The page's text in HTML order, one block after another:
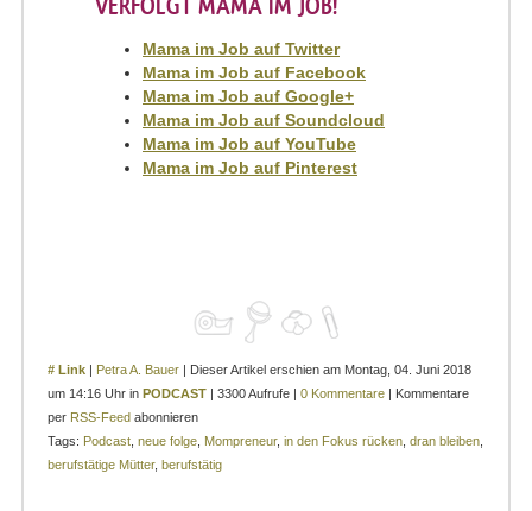
VERFOLGT MAMA IM JOB!
Mama im Job auf Twitter
Mama im Job auf Facebook
Mama im Job auf Google+
Mama im Job auf Soundcloud
Mama im Job auf YouTube
Mama im Job auf Pinterest
# Link | Petra A. Bauer | Dieser Artikel erschien am Montag, 04. Juni 2018
um 14:16 Uhr in PODCAST | 3300 Aufrufe | 0 Kommentare | Kommentare
per RSS-Feed abonnieren
Tags: Podcast neue folge Mompreneur, in den Fokus rücken dran bleiben
berufstätige Mütter, berufstätig